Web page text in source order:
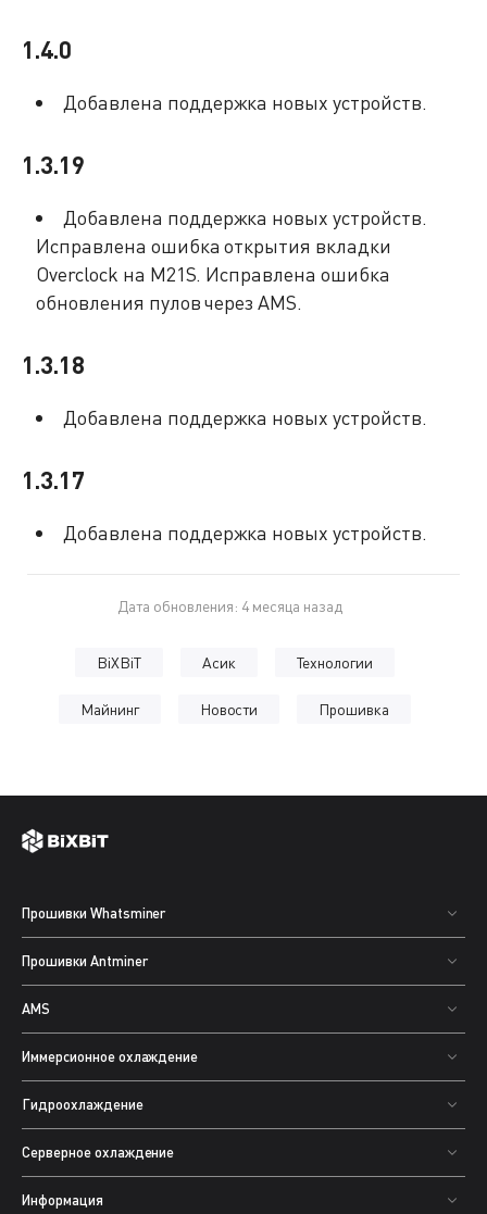
1.4.0
Добавлена поддержка новых устройств.
1.3.19
Добавлена поддержка новых устройств.
Исправлена ошибка открытия вкладки
Overclock на M21S. Исправлена ошибка
обновления пулов через AMS.
1.3.18
Добавлена поддержка новых устройств.
1.3.17
Добавлена поддержка новых устройств.
Дата обновления: 4 месяца назад
BiXBiT Асик Технологии
Майнинг Новости Прошивка
Прошивки Whatsminer
Прошивки Antminer
AMS
Иммерсионное охлаждение
Гидроохлаждение
Серверное охлаждение
Информация